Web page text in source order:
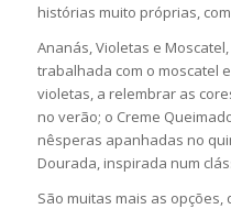
histórias muito próprias,
Ananás, Violetas e
trabalhada com o moscatel
violetas, a relembrar as
no verão; o Creme
nêsperas apanhadas no
Dourada, inspirada num
São muitas mais as